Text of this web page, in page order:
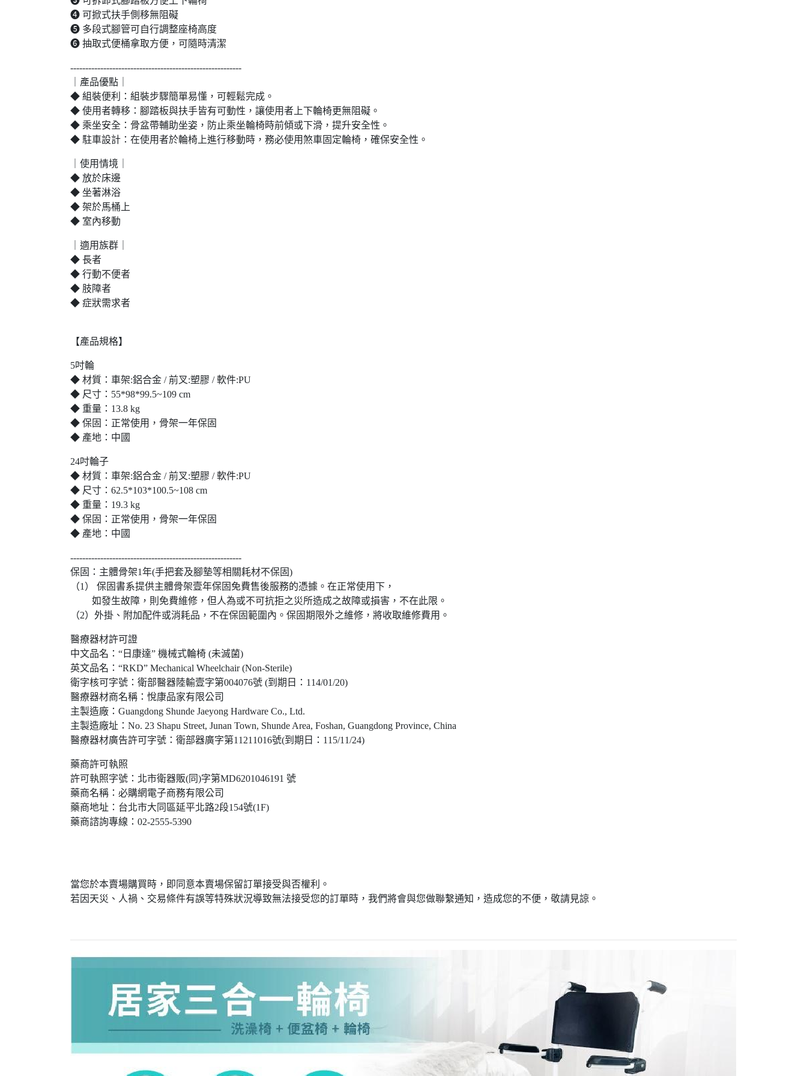
➍ 可掀式扶手側移無阻礙
➎ 多段式腳管可自行調整座椅高度
➏ 抽取式便桶拿取方便，可隨時清潔
---------------------------------------------------------
｜產品優點｜
◆ 組裝便利：組裝步驟簡單易懂，可輕鬆完成。
◆ 使用者轉移：腳踏板與扶手皆有可動性，讓使用者上下輪椅更無阻礙。
◆ 乘坐安全：骨盆帶輔助坐姿，防止乘坐輪椅時前傾或下滑，提升安全性。
◆ 駐車設計：在使用者於輪椅上進行移動時，務必使用煞車固定輪椅，確保安全性。
｜使用情境｜
◆ 放於床邊
◆ 坐著淋浴
◆ 架於馬桶上
◆ 室內移動
｜適用族群｜
◆ 長者
◆ 行動不便者
◆ 肢障者
◆ 症狀需求者
【產品規格】
5吋輪
◆ 材質：車架:鋁合金 / 前叉:塑膠 / 軟件:PU
◆ 尺寸：55*98*99.5~109 cm
◆ 重量：13.8 kg
◆ 保固：正常使用，骨架一年保固
◆ 產地：中國
24吋輪子
◆ 材質：車架:鋁合金 / 前叉:塑膠 / 軟件:PU
◆ 尺寸：62.5*103*100.5~108 cm
◆ 重量：19.3 kg
◆ 保固：正常使用，骨架一年保固
◆ 產地：中國
---------------------------------------------------------
保固：主體骨架1年(手把套及腳墊等相關耗材不保固)
（1） 保固書系提供主體骨架壹年保固免費售後服務的憑據。在正常使用下，
如發生故障，則免費維修，但人為或不可抗拒之災所造成之故障或損害，不在此限。
（2）外掛、附加配件或消耗品，不在保固範圍內。保固期限外之維修，將收取維修費用。
醫療器材許可證
中文品名：“日康達” 機械式輪椅 (未滅菌)
英文品名：“RKD” Mechanical Wheelchair (Non-Sterile)
衛字核可字號：衛部醫器陸輸壹字第004076號 (到期日：114/01/20)
醫療器材商名稱：悅康品家有限公司
主製造廠：Guangdong Shunde Jaeyong Hardware Co., Ltd.
主製造廠址：No. 23 Shapu Street, Junan Town, Shunde Area, Foshan, Guangdong Province, China
醫療器材廣告許可字號：衛部器廣字第11211016號(到期日：115/11/24)
藥商許可執照
許可執照字號：北市衛器販(同)字第MD6201046191 號
藥商名稱：必購網電子商務有限公司
藥商地址：台北市大同區延平北路2段154號(1F)
藥商諮詢專線：02-2555-5390
當您於本賣場購買時，即同意本賣場保留訂單接受與否權利。
若因天災、人禍、交易條件有誤等特殊狀況導致無法接受您的訂單時，我們將會與您做聯繫通知，造成您的不便，敬請見諒。